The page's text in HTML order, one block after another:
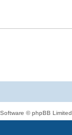
© phpBB Limited